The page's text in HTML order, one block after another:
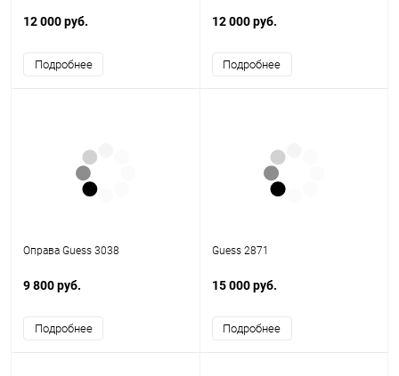
12 000 руб.
Подробнее
12 000 руб.
Подробнее
Оправа Guess 3038
9 800 руб.
Подробнее
Guess 2871
15 000 руб.
Подробнее